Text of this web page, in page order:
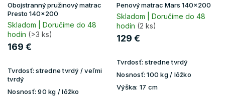
Obojstranný pružinový matrac
Presto 140x200
Skladom | Doručíme do 48
hodín (>3 ks)
169 €
Tvrdosť: stredne tvrdý / veľmi
tvrdý
Nosnosť:90 kg / lôžko
Penový matrac Mars 140x200
Skladom | Doručíme do 48
hodín (2 ks)
129 €
Tvrdosť: stredne tvrdý
Nosnosť: 100 kg / lôžko
Výška: 17 cm